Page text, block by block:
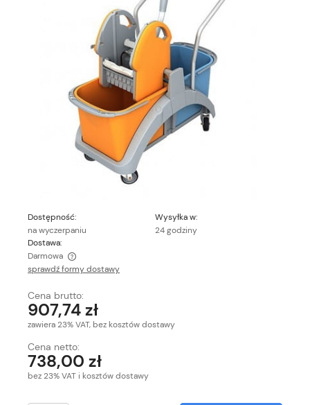
Dostępność:
na wyczerpaniu
Wysyłka w:
24 godziny
Dostawa:
Darmowa
Cena nie zawiera ewentualnych kosztów płatności
sprawdź formy dostawy
Cena brutto:
907,74 zł
zawiera 23% VAT, bez kosztów dostawy
Cena netto:
738,00 zł
bez 23% VAT i kosztów dostawy